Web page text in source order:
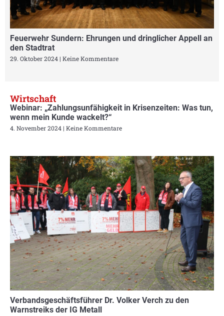
Feuerwehr Sundern: Ehrungen und dringlicher Appell an
den Stadtrat
29. Oktober 2024 Keine Kommentare
Wirtschaft
Webinar: „Zahlungsunfähigkeit in Krisenzeiten: Was tun,
wenn mein Kunde wackelt?“
4. November 2024 Keine Kommentare
Verbandsgeschäftsführer Dr. Volker Verch zu den
Warnstreiks der IG Metall